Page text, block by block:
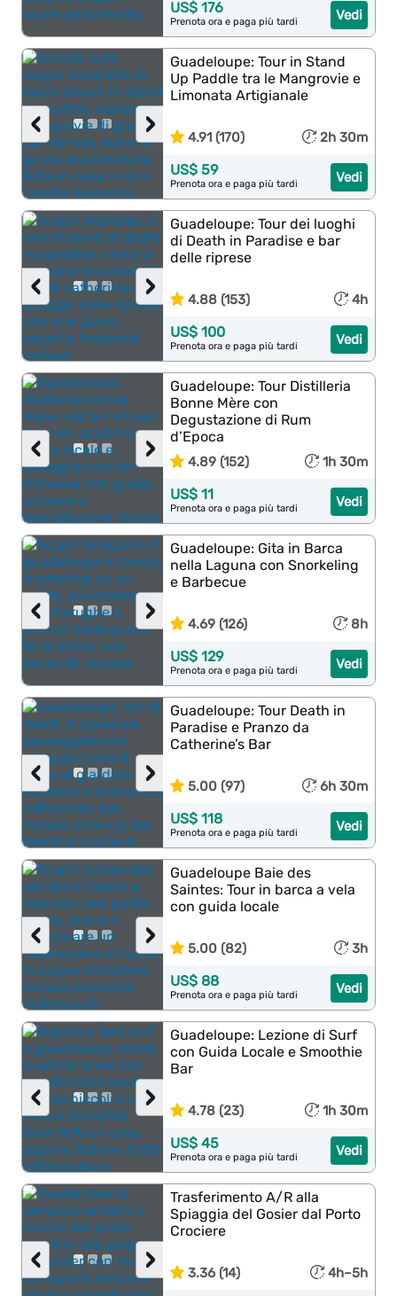
Vedi
US$ 176
Prenota ora e paga più tardi
›
‹
Guadeloupe: Tour in Stand
Up Paddle tra le Mangrovie e
Limonata Artigianale
4.91 (170) 2h 30m
Vedi
US$ 59
Prenota ora e paga più tardi
›
‹
Guadeloupe: Tour dei luoghi
di Death in Paradise e bar
delle riprese
4.88 (153) 4h
Vedi
US$ 100
Prenota ora e paga più tardi
›
‹
Guadeloupe: Tour Distilleria
Bonne Mère con
Degustazione di Rum
d’Epoca
4.89 (152) 1h 30m
Vedi
US$ 11
Prenota ora e paga più tardi
›
‹
Guadeloupe: Gita in Barca
nella Laguna con Snorkeling
e Barbecue
4.69 (126) 8h
Vedi
US$ 129
Prenota ora e paga più tardi
›
‹
Guadeloupe: Tour Death in
Paradise e Pranzo da
Catherine’s Bar
5.00 (97) 6h 30m
Vedi
US$ 118
Prenota ora e paga più tardi
›
‹
Guadeloupe Baie des
Saintes: Tour in barca a vela
con guida locale
5.00 (82) 3h
Vedi
US$ 88
Prenota ora e paga più tardi
›
‹
Guadeloupe: Lezione di Surf
con Guida Locale e Smoothie
Bar
4.78 (23) 1h 30m
Vedi
US$ 45
Prenota ora e paga più tardi
›
‹
Trasferimento A/R alla
Spiaggia del Gosier dal Porto
Crociere
3.36 (14) 4h–5h